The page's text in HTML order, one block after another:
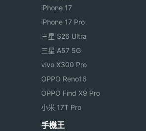
iPhone 17
iPhone 17 Pro
三星 S26 Ultra
三星 A57 5G
vivo X300 Pro
OPPO Reno16
OPPO Find X9 Pro
小米 17T Pro
手機王